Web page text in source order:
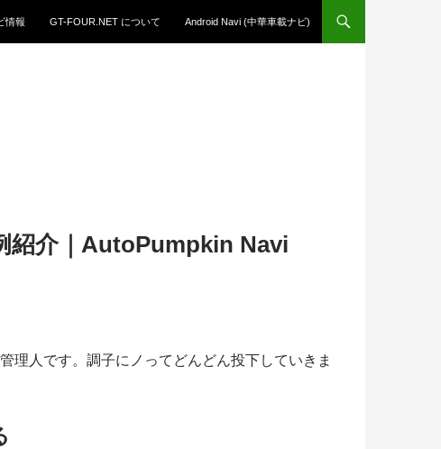
情報 GT-FOUR.NET について Android Navi (中華車載ナビ)
紹介｜AutoPumpkin Navi
理人です。調子にノってどんどん投下していきま